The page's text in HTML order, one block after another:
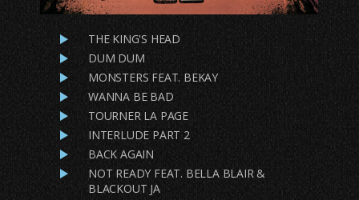
THE KING'S HEAD
DUM DUM
MONSTERS FEAT. BEKAY
WANNA BE BAD
TOURNER LA PAGE
INTERLUDE PART 2
BACK AGAIN
NOT READY FEAT. BELLA BLAIR &
BLACKOUT JA